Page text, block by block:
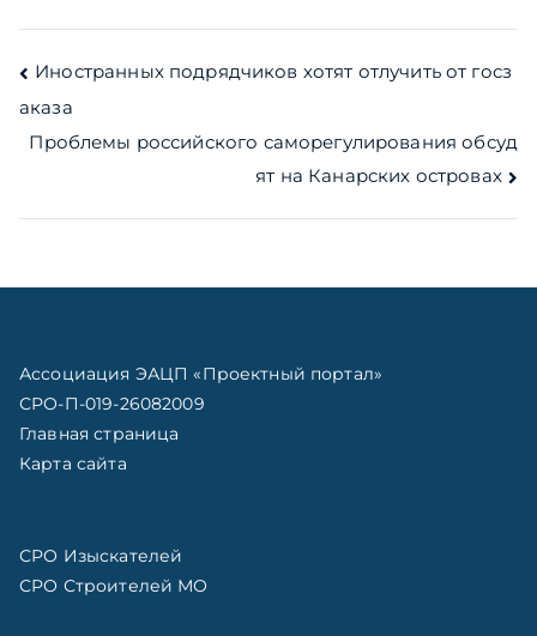
Навигация
по
Иностранных подрядчиков хотят отлучить от госз
аказа
Проблемы российского саморегулирования обсуд
ят на Канарских островах
Ассоциация ЭАЦП «Проектный портал»
СРО-П-019-26082009
Главная страница
Карта сайта
СРО Изыскателей
СРО Строителей МО